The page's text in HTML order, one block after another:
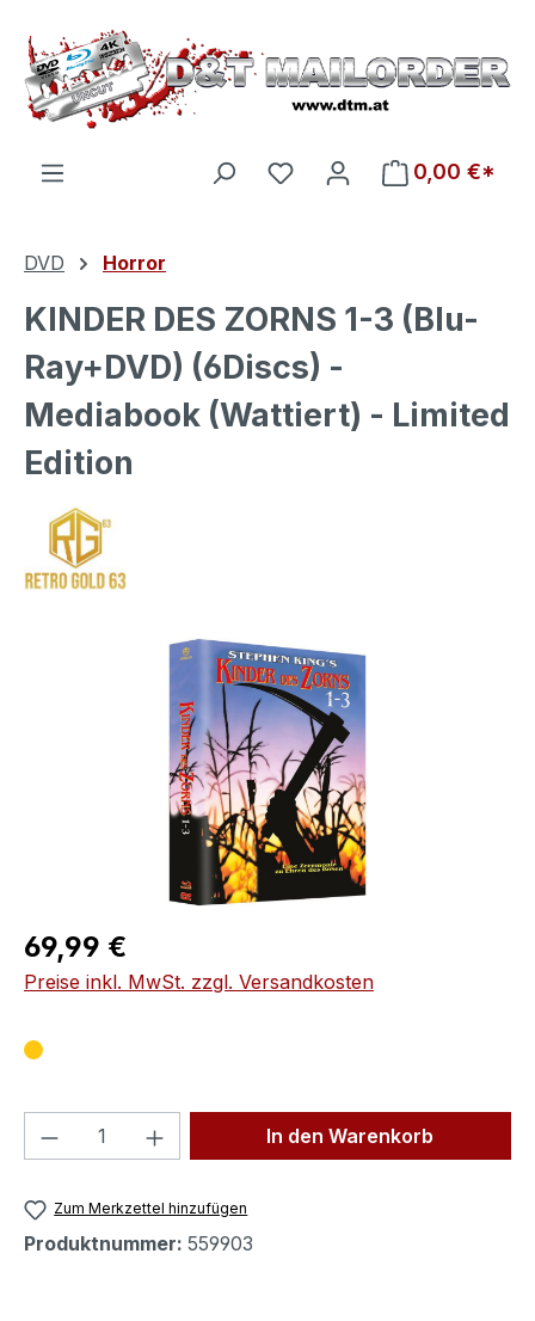
Zum Hauptinhalt springen
Du hast 0 Produkte auf
0,00 €*
DVD Horror
KINDER DES ZORNS 1-3 (Blu-
Ray+DVD) (6Discs) -
Mediabook (Wattiert) - Limited
Edition
Bildergalerie überspringen
Regulärer Preis:
69,99 €
Preise inkl. MwSt. zzgl. Versandkosten
Produkt Anzahl: Gib denIn den Warenkorb
Zum Merkzettel hinzufügen
Produktnummer: 559903